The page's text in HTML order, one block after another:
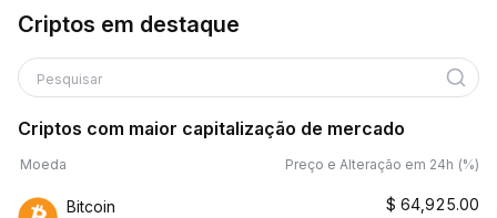
Criptos em destaque
Pesquisar
Criptos com maior capitalização de mercado
Moeda Preço e Alteração em 24h (%)
Bitcoin $ 64,925.00